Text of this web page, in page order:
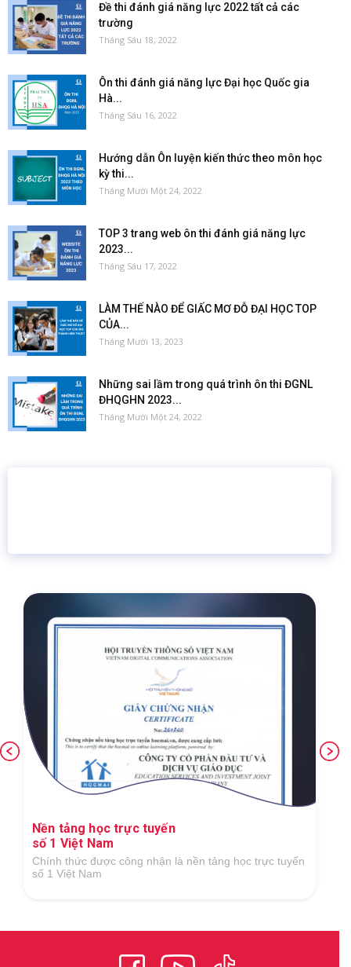
Đề thi đánh giá năng lực 2022 tất cả các
trường
Tháng Sáu 18, 2022
Ôn thi đánh giá năng lực Đại học Quốc gia
Hà...
Tháng Sáu 16, 2022
Hướng dẫn Ôn luyện kiến thức theo môn học
kỳ thi...
Tháng Mười Một 24, 2022
TOP 3 trang web ôn thi đánh giá năng lực
2023...
Tháng Sáu 17, 2022
LÀM THẾ NÀO ĐỂ GIẤC MƠ ĐỖ ĐẠI HỌC TOP
CỦA...
Tháng Mười 13, 2023
Những sai lầm trong quá trình ôn thi ĐGNL
ĐHQGHN 2023...
Tháng Mười Một 24, 2022
Ứng dụng công nghệ số xuất sắc trong lĩnh
vực GDĐT
Tại Giải thưởng Công nghệ số Việt Nam 2018 do Hiệp
hội Công nghệ số Việt Nam tổ chức